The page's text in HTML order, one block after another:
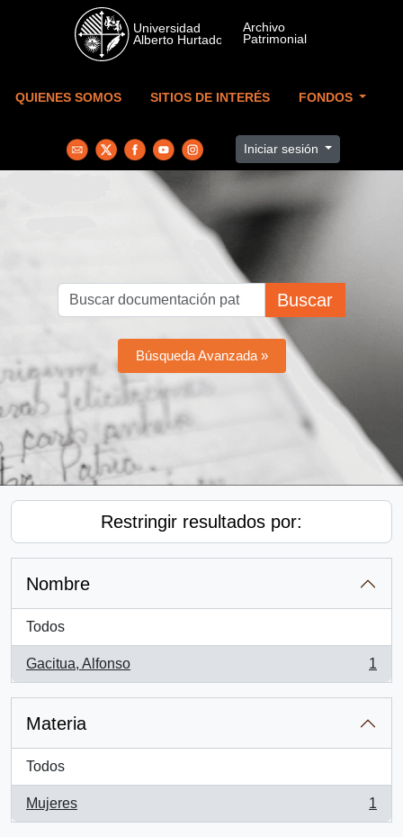
Skip to main content
QUIENES SOMOS SITIOS DE INTERÉS FONDOS
Iniciar sesión
Buscar
Búsqueda Avanzada »
Restringir resultados por:
Nombre
Todos
Gacitua, Alfonso
, 1 resultados
1
Materia
Todos
Mujeres
, 1 resultados
1